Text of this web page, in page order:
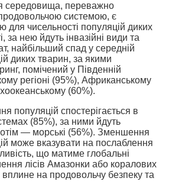
середовища, переважно
системою, є
для чисельності популяцій диких
за нею йдуть інвазійні види та
найбільший спад у середній
диких тварин, за якими
помічений у Південній
регіоні (95%), Африканському
(60%).
популяцій спостерігається в
(85%), за ними йдуть
— морські (56%). Зменшення
може вказувати на послаблення
що матиме глобальні
лісів Амазонки або коралових
на продовольчу безпеку та